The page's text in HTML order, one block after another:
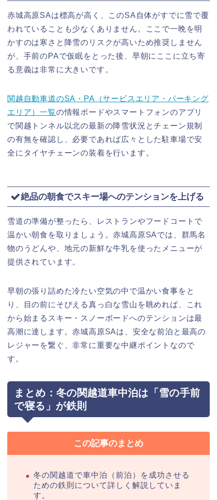
赤城高原SAは標高が高く、このSA自体がすでに雪で覆
われていることも少なくありません。ここで一晩を明
かすのは寒さと降雪のリスクが高いため推奨しません
が、手前のPAで仮眠をとった後、早朝にここに立ち寄
る意義は非常に大きいです。
関越自動車道のSA・PA（サービスエリア・パーキング
エリア）一覧の情報ボードやスマートフォンのアプリ
で関越トンネル以北の最新の降雪状況とチェーン規制
の有無を確認し、必要であれば広々とした駐車場で安
全にタイヤチェーンの装着を行います。
絶品の朝食でスキー場へのテンションを上げる
雪道の準備が整ったら、レストランやフードコートで
温かい朝食を取りましょう。赤城高原SAでは、群馬名
物のうどんや、地元の新鮮な牛乳を使ったメニューが
提供されています。
早朝の張り詰めた冷たい空気の中で温かい食事をと
り、目の前にそびえる真っ白な雪山を眺めれば、これ
から始まるスキー・スノーボードへのテンションは最
高潮に達します。赤城高原SAは、安全な前泊と最高の
レジャーを繋ぐ、非常に重要な中継ポイントなので
す。
まとめ：冬の関越道車中泊は「雪の手前
で寝る」が鉄則
この記事のまとめ
冬の関越道で車中泊（前泊）を成功させる
ための鉄則について詳しく解説していま
す。